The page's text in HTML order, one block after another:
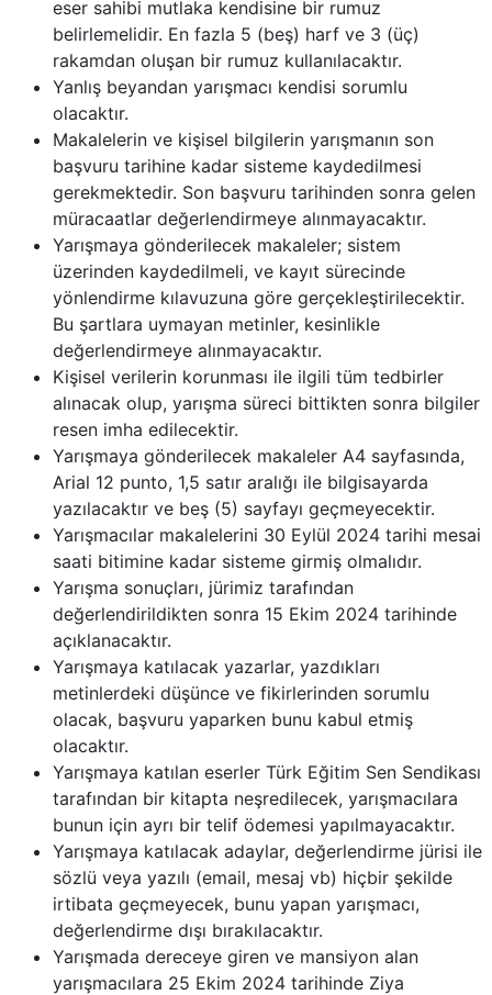
eser sahibi mutlaka kendisine bir rumuz
belirlemelidir. En fazla 5 (beş) harf ve 3 (üç)
rakamdan oluşan bir rumuz kullanılacaktır.
Yanlış beyandan yarışmacı kendisi sorumlu
olacaktır.
Makalelerin ve kişisel bilgilerin yarışmanın son
başvuru tarihine kadar sisteme kaydedilmesi
gerekmektedir. Son başvuru tarihinden sonra gelen
müracaatlar değerlendirmeye alınmayacaktır.
Yarışmaya gönderilecek makaleler; sistem
üzerinden kaydedilmeli, ve kayıt sürecinde
yönlendirme kılavuzuna göre gerçekleştirilecektir.
Bu şartlara uymayan metinler, kesinlikle
değerlendirmeye alınmayacaktır.
Kişisel verilerin korunması ile ilgili tüm tedbirler
alınacak olup, yarışma süreci bittikten sonra bilgiler
resen imha edilecektir.
Yarışmaya gönderilecek makaleler A4 sayfasında,
Arial 12 punto, 1,5 satır aralığı ile bilgisayarda
yazılacaktır ve beş (5) sayfayı geçmeyecektir.
Yarışmacılar makalelerini 30 Eylül 2024 tarihi mesai
saati bitimine kadar sisteme girmiş olmalıdır.
Yarışma sonuçları, jürimiz tarafından
değerlendirildikten sonra 15 Ekim 2024 tarihinde
açıklanacaktır.
Yarışmaya katılacak yazarlar, yazdıkları
metinlerdeki düşünce ve fikirlerinden sorumlu
olacak, başvuru yaparken bunu kabul etmiş
olacaktır.
Yarışmaya katılan eserler Türk Eğitim Sen Sendikası
tarafından bir kitapta neşredilecek, yarışmacılara
bunun için ayrı bir telif ödemesi yapılmayacaktır.
Yarışmaya katılacak adaylar, değerlendirme jürisi ile
sözlü veya yazılı (email, mesaj vb) hiçbir şekilde
irtibata geçmeyecek, bunu yapan yarışmacı,
değerlendirme dışı bırakılacaktır.
Yarışmada dereceye giren ve mansiyon alan
yarışmacılara 25 Ekim 2024 tarihinde Ziya